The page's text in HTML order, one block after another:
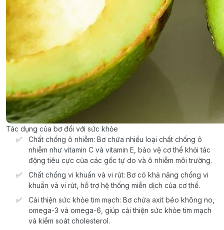
Tác dụng của bơ đối với sức khỏe
Chất chống ô nhiễm: Bơ chứa nhiều loại chất chống ô
nhiễm như vitamin C và vitamin E, bảo vệ cơ thể khỏi tác
động tiêu cực của các gốc tự do và ô nhiễm môi trường.
Chất chống vi khuẩn và vi rút: Bơ có khả năng chống vi
khuẩn và vi rút, hỗ trợ hệ thống miễn dịch của cơ thể.
Cải thiện sức khỏe tim mạch: Bơ chứa axit béo không no,
omega-3 và omega-6, giúp cải thiện sức khỏe tim mạch
và kiểm soát cholesterol.